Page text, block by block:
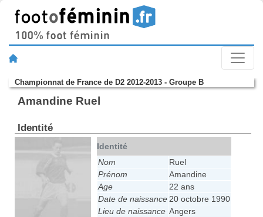
Championnat de France de D2 2012-2013 - Groupe B
Amandine Ruel
Identité
Identité
Nom
Ruel
Prénom
Amandine
Age
22 ans
Date de naissance 20 octobre 1990
Lieu de naissance Angers